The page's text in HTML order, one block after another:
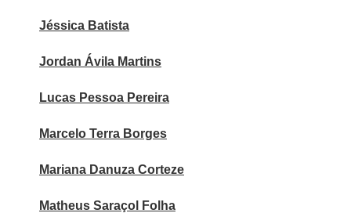
Jéssica Batista
Jordan Ávila Martins
Lucas Pessoa Pereira
Marcelo Terra Borges
Mariana Danuza Corteze
Matheus Saraçol Folha